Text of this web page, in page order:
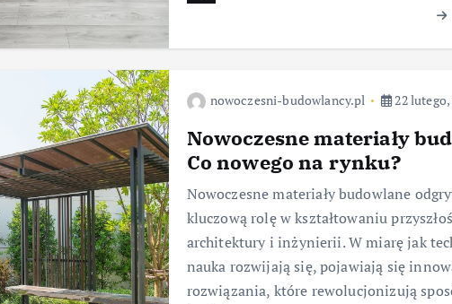
nowoczesni-budowlancy.pl 22 lutego,
Nowoczesne materiały
Co nowego na rynku?
Nowoczesne materiały budowlane
kluczową rolę w kształtowaniu
architektury i inżynierii. W miarę jak
nauka rozwijają się, pojawiają się
rozwiązania, które rewolucjonizują